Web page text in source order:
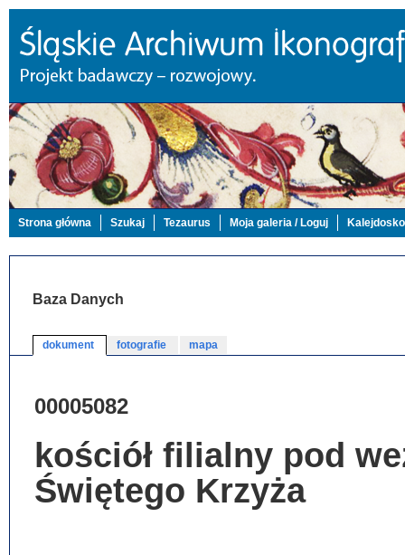
Strona główna Szukaj Tezaurus Moja galeria / Loguj
Baza Danych
dokument fotografie mapa
00005082
kościół filialny pod
Świętego Krzyża